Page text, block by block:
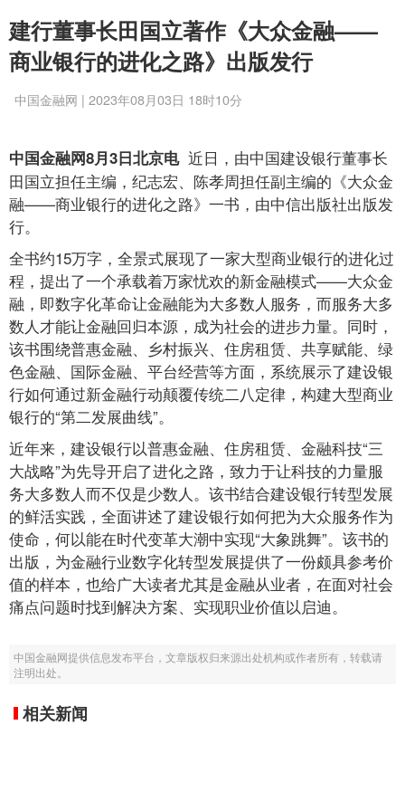
建行董事长田国立著作《大众金融——
商业银行的进化之路》出版发行
中国金融网 | 2023年08月03日 18时10分
中国金融网8月3日北京电近日，由中国建设银行董事长
田国立担任主编，纪志宏、陈孝周担任副主编的《大众金
融——商业银行的进化之路》一书，由中信出版社出版发
行。
全书约15万字，全景式展现了一家大型商业银行的进化过
程，提出了一个承载着万家忧欢的新金融模式——大众金
融，即数字化革命让金融能为大多数人服务，而服务大多
数人才能让金融回归本源，成为社会的进步力量。同时，
该书围绕普惠金融、乡村振兴、住房租赁、共享赋能、绿
色金融、国际金融、平台经营等方面，系统展示了建设银
行如何通过新金融行动颠覆传统二八定律，构建大型商业
银行的“第二发展曲线”。
近年来，建设银行以普惠金融、住房租赁、金融科技“三
大战略”为先导开启了进化之路，致力于让科技的力量服
务大多数人而不仅是少数人。该书结合建设银行转型发展
的鲜活实践，全面讲述了建设银行如何把为大众服务作为
使命，何以能在时代变革大潮中实现“大象跳舞”。该书的
出版，为金融行业数字化转型发展提供了一份颇具参考价
值的样本，也给广大读者尤其是金融从业者，在面对社会
痛点问题时找到解决方案、实现职业价值以启迪。
中国金融网提供信息发布平台，文章版权归来源出处机构或作者所有，转载请
注明出处。
相关新闻